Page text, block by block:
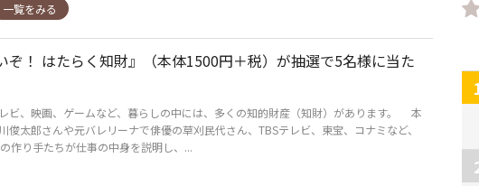
一覧をみる
ぞ！ はたらく知財』（本体1500円＋税）が抽選で5名様に当た
ビ、映画、ゲームなど、暮らしの中には、多くの知的財産（知財）があります。 本
俊太郎さんや元バレリーナで俳優の草刈民代さん、TBSテレビ、東宝、コナミなど、
作り手たちが仕事の中身を説明し、...